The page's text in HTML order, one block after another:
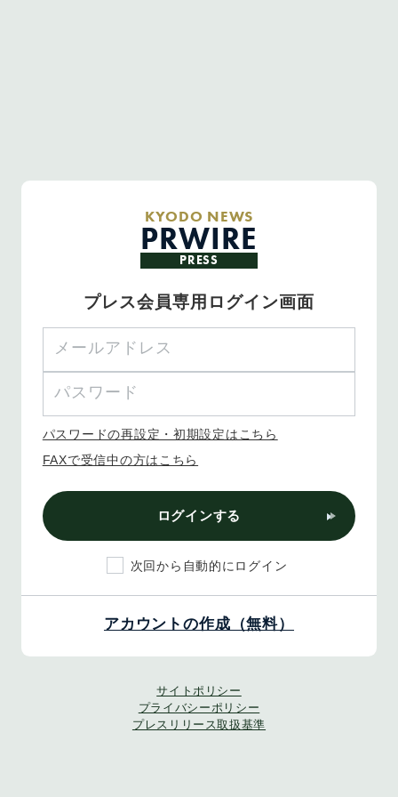
KYODO NEWS
PRWIRE
PRESS
プレス会員専用ログイン画面
パスワードの再設定・初期設定はこちら
FAXで受信中の方はこちら
ログインする
次回から自動的にログイン
アカウントの作成（無料）
サイトポリシー
プライバシーポリシー
プレスリリース取扱基準